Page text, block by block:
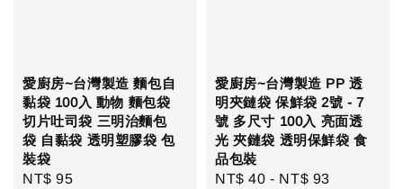
愛廚房~台灣製造 麵包自
黏袋 100入 動物 麵包袋
切片吐司袋 三明治麵包
袋 自黏袋 透明塑膠袋 包
裝袋
Regular
NT$ 95
愛廚房~台灣製造 PP 透
明夾鏈袋 保鮮袋 2號 - 7
號 多尺寸 100入 亮面透
光 夾鏈袋 透明保鮮袋 食
品包裝
Regular
NT$ 40 - NT$ 93